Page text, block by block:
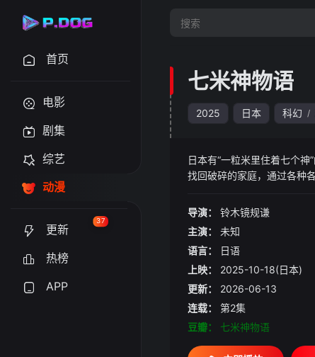
首页
电影
剧集
综艺
动漫
更新
37
热榜
APP
七米神物语
2025 日本 科幻 /
日本有“一粒米里住着七个
找回破碎的家庭，通过各种
导演：
铃木镜规谦
主演：
未知
语言：
日语
上映：
2025-10-18(日本)
更新：
2026-06-13
连载：
第2集
豆瓣：
七米神物语